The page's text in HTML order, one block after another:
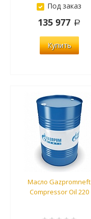
Под заказ
135 977
Купить
Масло Gazpromneft
Compressor Oil 220